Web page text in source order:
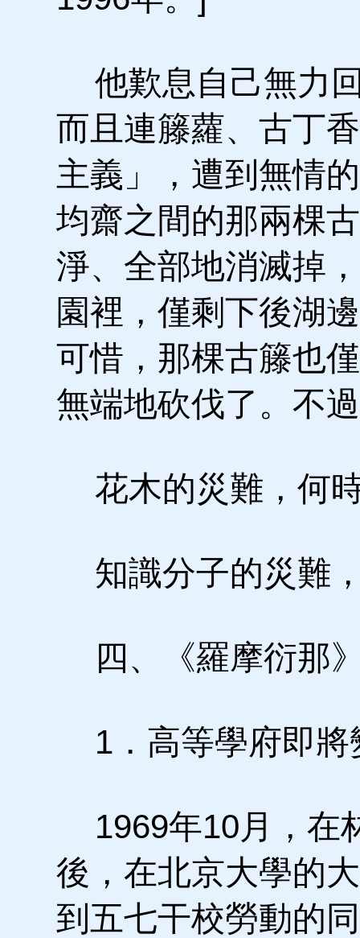
他歎息自己無力
而且連籐蘿、古丁
主義」，遭到無情
均齋之間的那兩棵
淨、全部地消滅掉
園裡，僅剩下後湖
可惜，那棵古籐也
無端地砍伐了。不
花木的災難，何
知識分子的災難
四、《羅摩衍那
1．高等學府即將
1969年10月，在
後，在北京大學的
到五七干校勞動的